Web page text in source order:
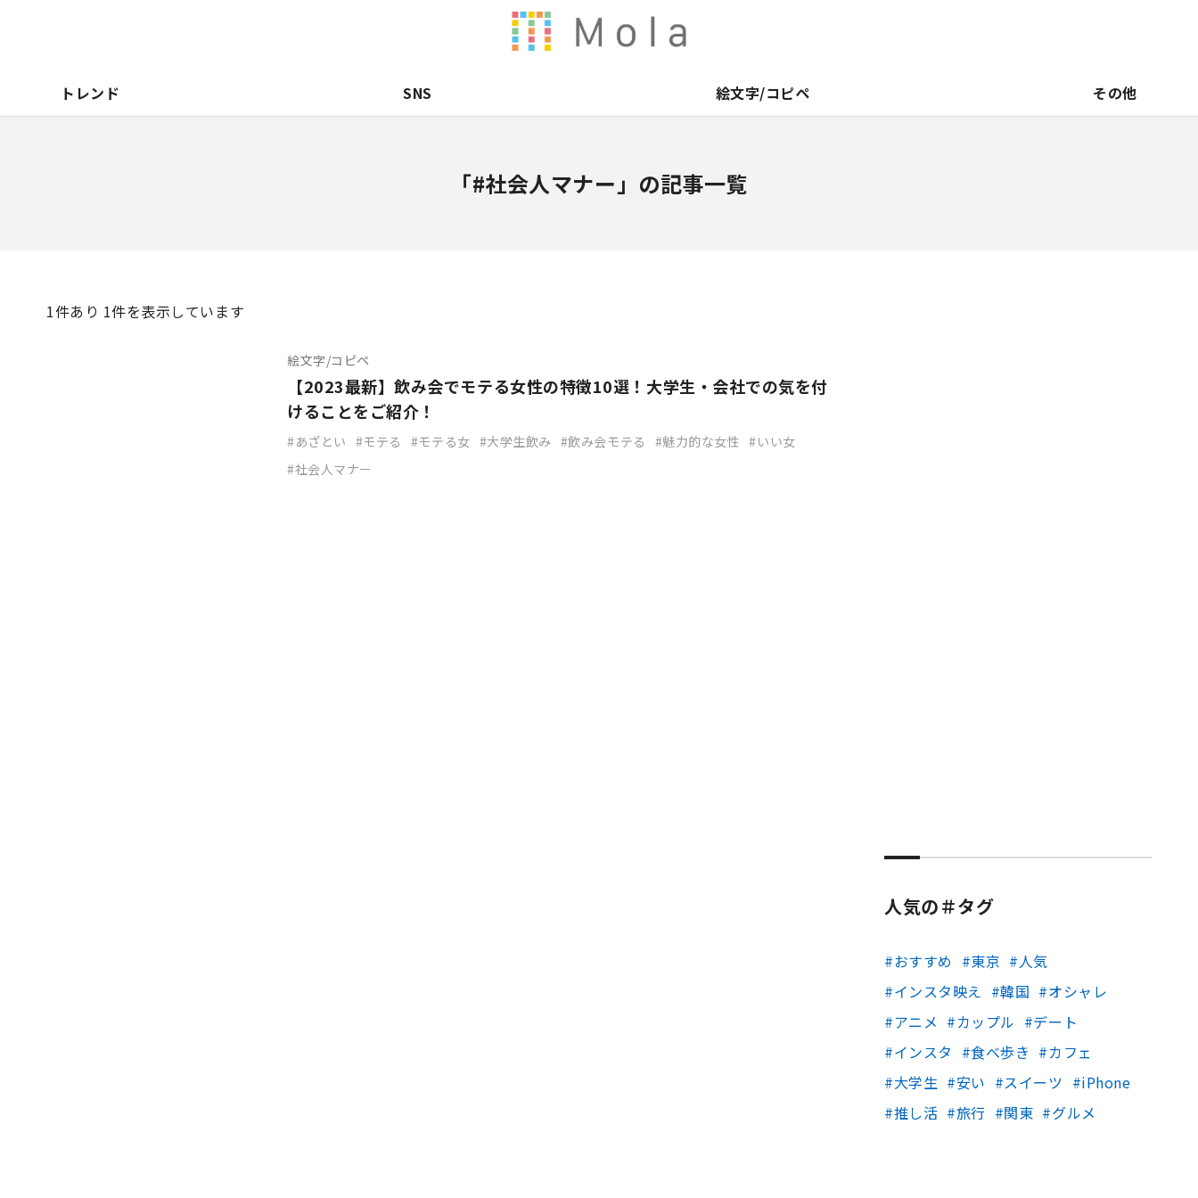
トレンド SNS 絵文字/コピペ その他
「#社会人マナー」の記事一覧
1件あり 1件を表示しています
絵文字/コピペ
【2023最新】飲み会でモテる女性の特徴10選！大学生・会社での気を付
けることをご紹介！
あざとい モテる モテる女 大学生飲み 飲み会モテる 魅力的な女性
いい女
社会人マナー
人気の＃タグ
おすすめ 東京
人気
インスタ映え
韓国
オシャレ
アニメ
カップル
デート
インスタ
食べ歩き
カフェ
大学生
安い スイーツ
iPhone
推し活
旅行 関東 グルメ